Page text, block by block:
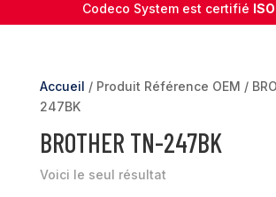
Codeco System est certifié
Accueil / Produit Référence OEM /
247BK
BROTHER TN-247BK
Voici le seul résultat